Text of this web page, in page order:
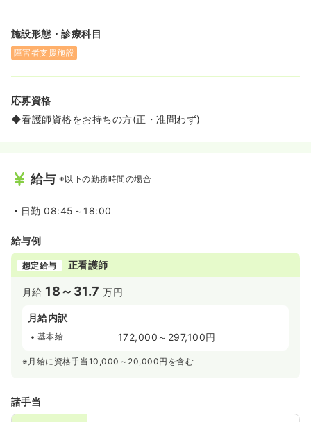
施設形態・診療科目
障害者支援施設
応募資格
◆看護師資格をお持ちの方(正・准問わず)
給与 ※以下の勤務時間の場合
日勤 08:45～18:00
給与例
想定給与 正看護師
月給 18～31.7 万円
月給内訳
基本給 172,000～297,100円
※月給に資格手当10,000～20,000円を含む
諸手当